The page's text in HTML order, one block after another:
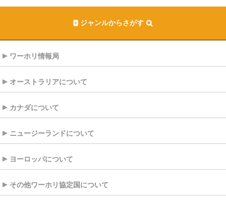
ジャンルからさがす
ワーホリ情報局
オーストラリアについて
カナダについて
ニュージーランドについて
ヨーロッパについて
その他ワーホリ協定国について